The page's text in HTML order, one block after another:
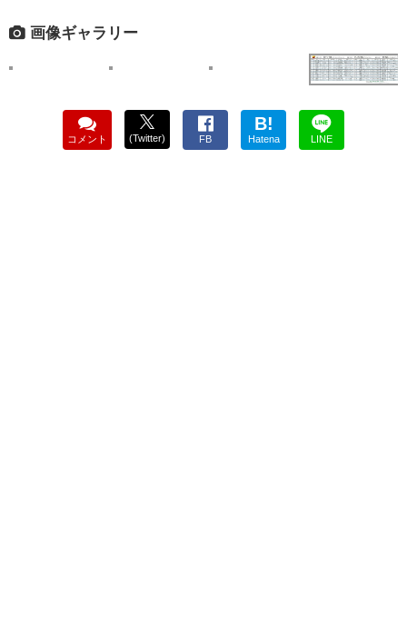
画像ギャラリー
コメント (Twitter) FB
B!
Hatena LINE